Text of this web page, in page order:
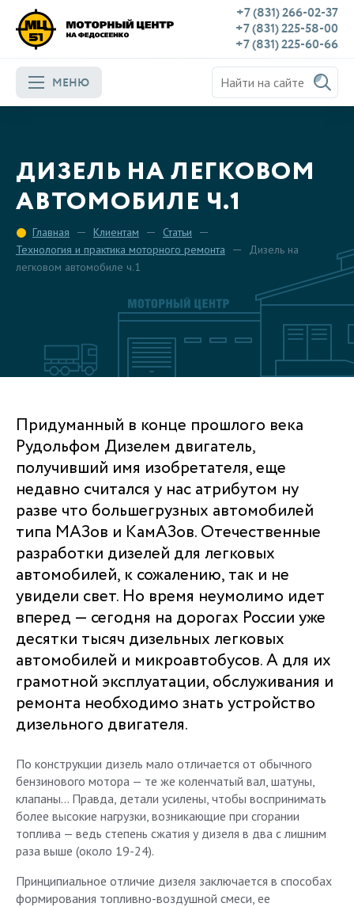
+7 (831) 266-02-37
+7 (831) 225-58-00
+7 (831) 225-60-66
МЕНЮ
ДИЗЕЛЬ НА ЛЕГКОВОМ
АВТОМОБИЛЕ Ч.1
Главная Клиентам
Статьи
Технология и практика моторного ремонта
Дизель на
легковом автомобиле ч.1
Придуманный в конце прошлого века
Рудольфом Дизелем двигатель,
получивший имя изобретателя, еще
недавно считался у нас атрибутом ну
разве что большегрузных автомобилей
типа МАЗов и КамАЗов. Отечественные
разработки дизелей для легковых
автомобилей, к сожалению, так и не
увидели свет. Но время неумолимо идет
вперед — сегодня на дорогах России уже
десятки тысяч дизельных легковых
автомобилей и микроавтобусов. А для их
грамотной эксплуатации, обслуживания и
ремонта необходимо знать устройство
дизельного двигателя.
По конструкции дизель мало отличается от обычного
бензинового мотора — те же коленчатый вал, шатуны,
клапаны… Правда, детали усилены, чтобы воспринимать
более высокие нагрузки, возникающие при сгорании
топлива — ведь степень сжатия у дизеля в два с лишним
раза выше (около 19-24).
Принципиальное отличие дизеля заключается в способах
формирования топливно-воздушной смеси, ее